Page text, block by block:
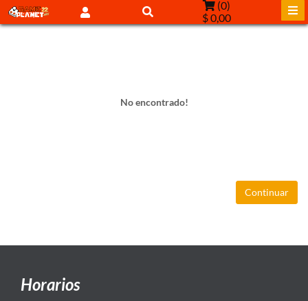
(0)
$ 0,00
No encontrado!
Continuar
Horarios